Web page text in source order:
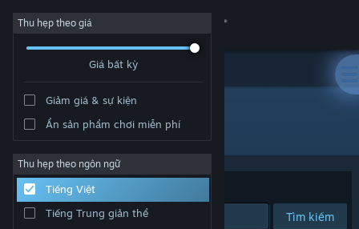
Đăng nhập
Cộng đồng
Thông tin
Hỗ trợ
Thu hẹp theo giá
Giá bất kỳ
Giảm giá & sự kiện
Ẩn sản phẩm chơi miễn phí
Thu hẹp theo ngôn ngữ
Tiếng Việt
Tiếng Trung giản thể
Nhà phát triển: Lifeformed
Xếp theo Độ liên quan
Tìm kiếm